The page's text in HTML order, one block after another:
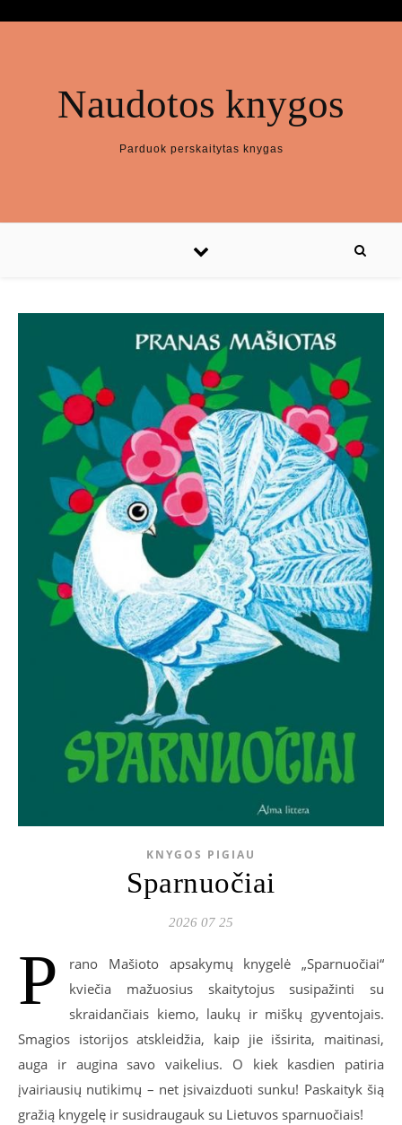
Naudotos knygos
Parduok perskaitytas knygas
KNYGOS PIGIAU
Sparnuočiai
2026 07 25
P
rano Mašioto apsakymų knygelė „Sparnuočiai“
kviečia mažuosius skaitytojus susipažinti su
skraidančiais kiemo, laukų ir miškų gyventojais.
Smagios istorijos atskleidžia, kaip jie išsirita, maitinasi,
auga ir augina savo vaikelius. O kiek kasdien patiria
įvairiausių nutikimų – net įsivaizduoti sunku! Paskaityk šią
gražią knygelę ir susidraugauk su Lietuvos sparnuočiais!